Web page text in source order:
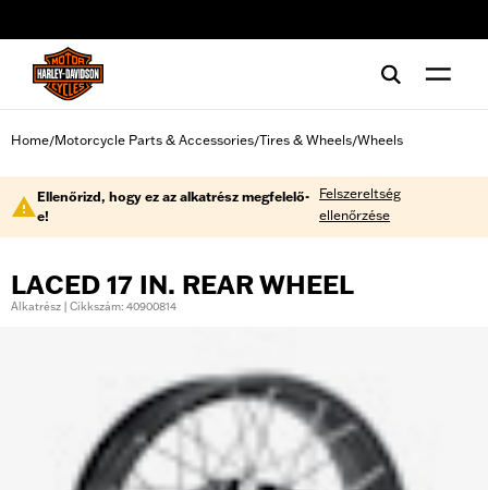
Home/Motorcycle Parts & Accessories/Tires & Wheels/Wheels
Ellenőrizd, hogy ez az alkatrész megfelelő-
e!
Felszereltség
ellenőrzése
LACED 17 IN. REAR WHEEL
Alkatrész | Cikkszám: 40900814